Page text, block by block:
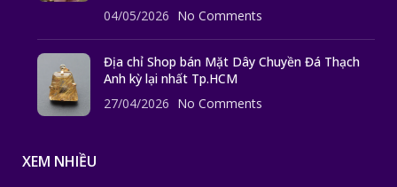
04/05/2026 No Comments
Địa chỉ Shop bán Mặt Dây Chuyền Đá Thạch
Anh kỳ lại nhất Tp.HCM
27/04/2026 No Comments
XEM NHIỀU